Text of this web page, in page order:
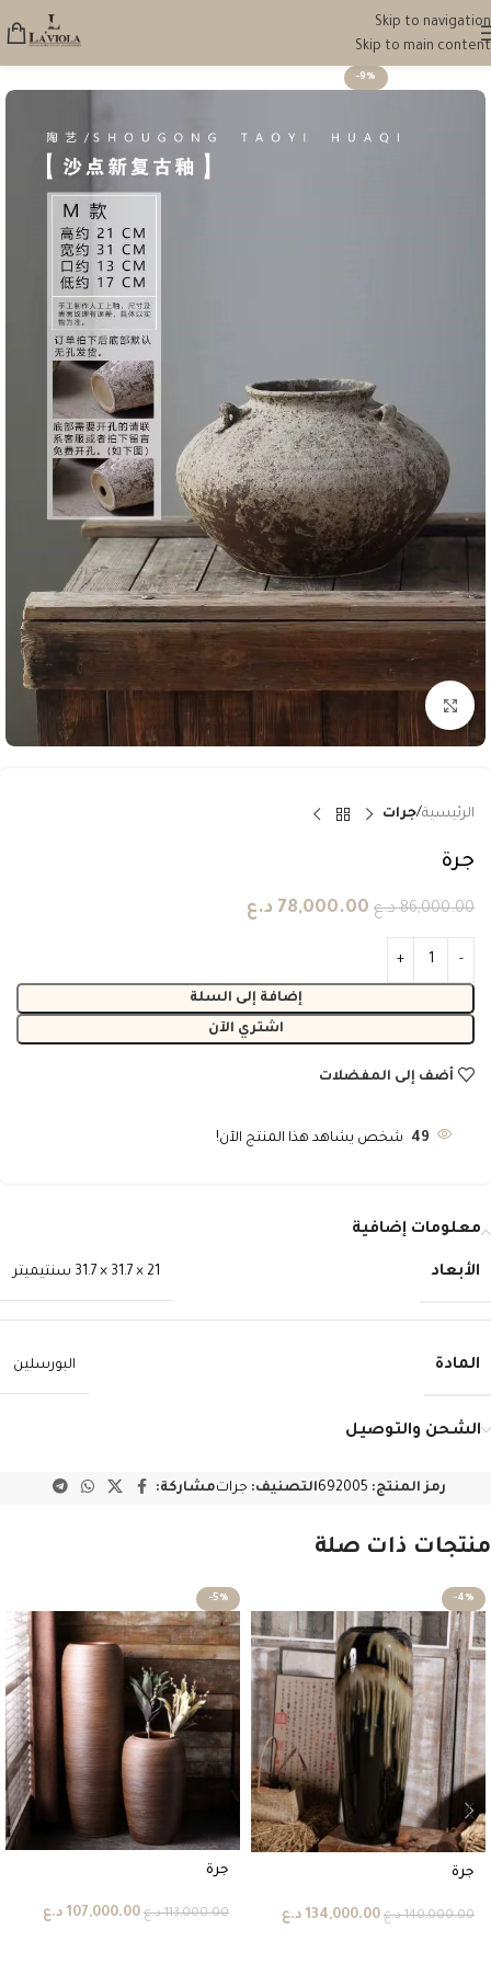
Skip to navigation
Skip to main content
-9%
انقر للتكبير
الرئيسية جرات
جرة
86,000.00 د.ع 78,000.00 د.ع
إضافة إلى السلة
اشتري الآن
أضف إلى المفضلات
49 شخص يشاهد هذا المنتج الآن!
معلومات إضافية
الأبعاد 21 × 31.7 × 31.7 سنتيميتر
المادة البورسلين
الشحن والتوصيل
رمز المنتج: 692005التصنيف: جراتمشاركة:
منتجات ذات صلة
-4%
جرة
140,000.00 د.ع 134,000.00 د.ع
-5%
جرة
113,000.00 د.ع 107,000.00 د.ع